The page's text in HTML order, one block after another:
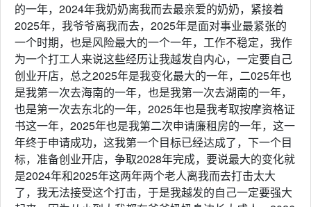
的一年，2024年我奶奶离我而去最亲爱的奶奶，紧接着
2025年，我爷爷离我而去，2025年是面对事业最紧张的
一个时期，也是风险最大的一个一年，工作不稳定，我作
为一个打工人来说这些经历让我越发自内心，一定要自己
创业开店，总之2025年是我变化最大的一年，二025年也
是我第一次去海南的一年，也是我第一次去湖南的一年，
也是第一次去东北的一年，2025年也是我考取按摩资格证
书这一年，2025年也是我第二次申请廉租房的一年，这一
年终于申请成功，这我第一个目标已经达成了，下一个目
标，准备创业开店，争取2028年完成，要说最大的变化就
是2024年和2025年这两年两个老人离我而去打击太大
了，我无法接受这个打击，于是我越发的自己一定要强大